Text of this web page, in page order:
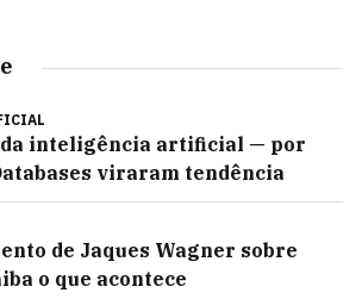
da inteligência artificial — por
viraram tendência
de Jaques Wagner sobre
o que acontece